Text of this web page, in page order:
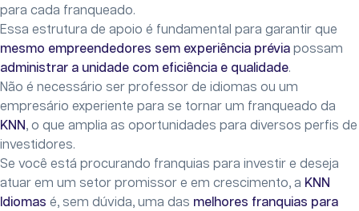
para cada franqueado.
Essa estrutura de apoio é fundamental para garantir que
mesmo empreendedores sem experiência prévia possam
administrar a unidade com eficiência e qualidade.
Não é necessário ser professor de idiomas ou um
empresário experiente para se tornar um franqueado da
KNN, o que amplia as oportunidades para diversos perfis de
investidores.
Se você está procurando franquias para investir e deseja
atuar em um setor promissor e em crescimento, a KNN
Idiomas é, sem dúvida, uma das melhores franquias para